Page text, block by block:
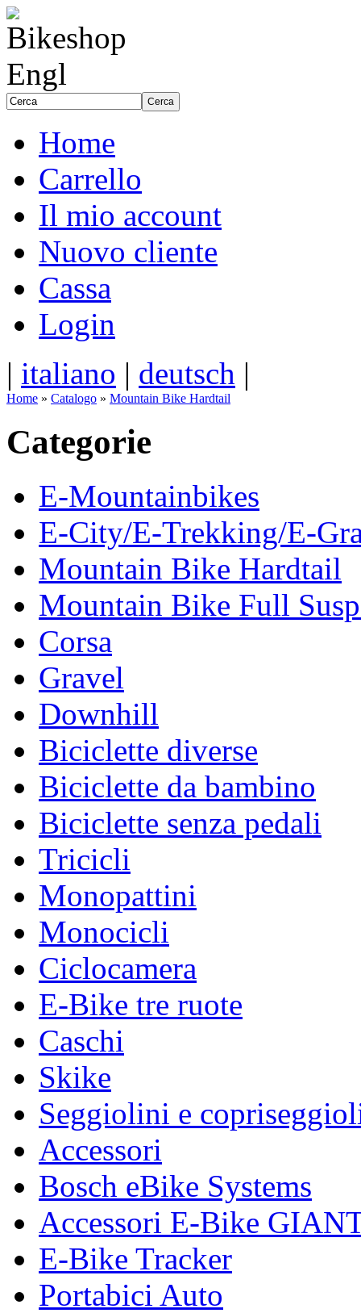
Home
Carrello
Il mio account
Nuovo cliente
Cassa
Login
| italiano | deutsch |
Home » Catalogo » Mountain Bike Hardtail
Categorie
E-Mountainbikes
E-City/E-Trekking/E-
Mountain Bike Hardtail
Mountain Bike Full
Corsa
Gravel
Downhill
Biciclette diverse
Biciclette da bambino
Biciclette senza pedali
Tricicli
Monopattini
Monocicli
Ciclocamera
E-Bike tre ruote
Caschi
Skike
Seggiolini e
Accessori
Bosch eBike Systems
Accessori E-Bike
E-Bike Tracker
Portabici Auto